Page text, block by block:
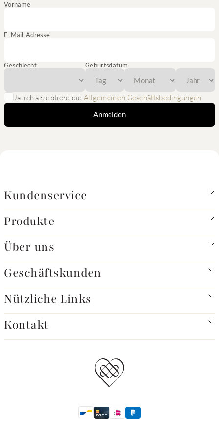
Vorname
E-Mail-Adresse
Geschlecht Geburtsdatum
Ja, ich akzeptiere die Allgemeinen Geschäftsbedingungen
Anmelden
Kundenservice
Produkte
Über uns
Geschäftskunden
Nützliche Links
Kontakt